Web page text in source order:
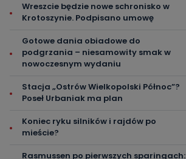
Wreszcie będzie nowe schronisko w
Krotoszynie. Podpisano umowę
Gotowe dania obiadowe do
podgrzania – niesamowity smak w
nowoczesnym wydaniu
Stacja „Ostrów Wielkopolski Północ”?
Poseł Urbaniak ma plan
Koniec ryku silników i rajdów po
mieście?
Rasmussen po pierwszych sparingach: